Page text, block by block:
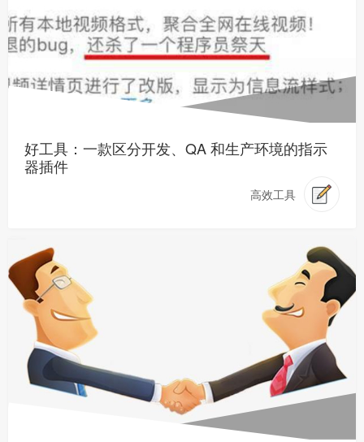
好工具：一款区分开发、QA 和生产环境的指示
器插件
高效工具